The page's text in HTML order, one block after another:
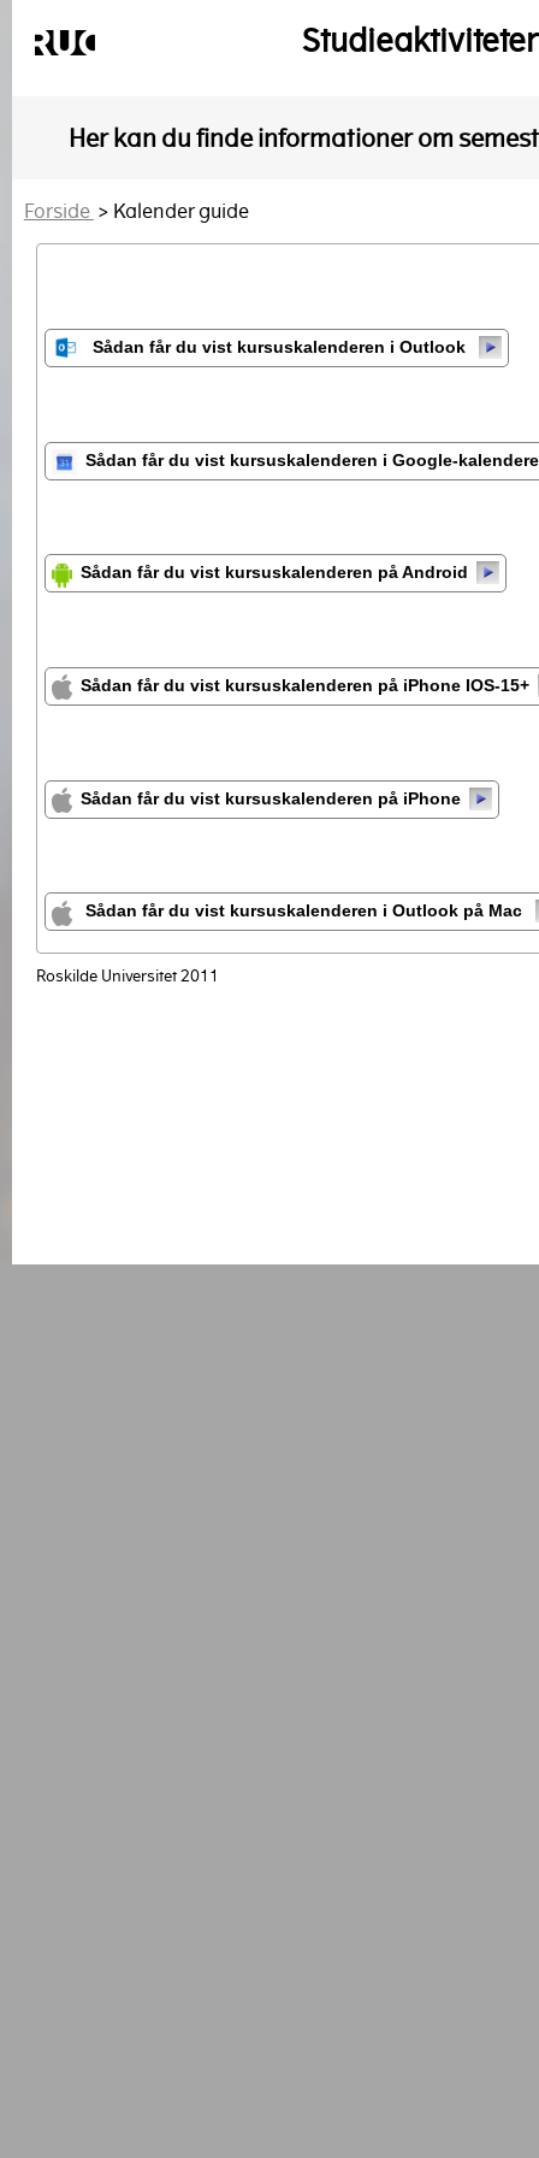
Her kan du finde informationer om
Forside > Kalender guide
Sådan får du vist kursuskalenderen i Outlook
Sådan får du vist kursuskalenderen i Google-
Sådan får du vist kursuskalenderen på Android
Sådan får du vist kursuskalenderen på iPhone IOS-15+
Sådan får du vist kursuskalenderen på iPhone
Sådan får du vist kursuskalenderen i Outlook på Mac
Roskilde Universitet 2011